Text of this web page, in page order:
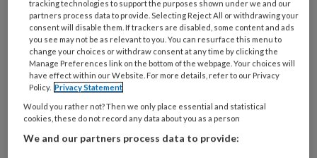
ontwikkelingsbedreigingen, zowel vanwege
individuele risicofactoren als invloeden uit hun
omgeving. Deze kwetsbaarheid manifesteert
zich vaak in ontwikkelingsproblemen, zoals
taal- en spraakachterstand, motorische zorgen
en sociaal-emotionele stagnatie, vaak gepaard
gaand met regulatieproblemen.
tracking technologies to support the purposes shown under we and our
partners process data to provide. Selecting Reject All or withdrawing your
consent will disable them. If trackers are disabled, some content and ads
you see may not be as relevant to you. You can resurface this menu to
change your choices or withdraw consent at any time by clicking the
Manage Preferences link on the bottom of the webpage. Your choices will
have effect within our Website. For more details, refer to our Privacy
Policy. Privacy Statement
Would you rather not? Then we only place essential and statistical
cookies, these do not record any data about you as a person
We and our partners process data to provide: